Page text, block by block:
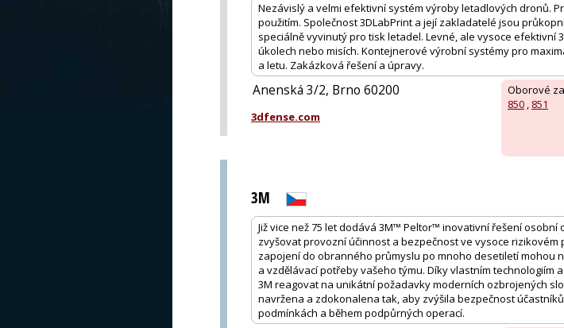
Nezávislý a velmi efektivní systém výroby letadlových dronů.
použitím. Společnost 3DLabPrint a její zakladatelé jsou
speciálně vyvinutý pro tisk letadel. Levné, ale vysoce efektivní
úkolech nebo misích. Kontejnerové výrobní systémy pro
a letu. Zakázková řešení a úpravy.
Oborové
850 , 851
Anenská 3/2, Brno 60200
3dfense.com
3M
Již vice než 75 let dodává 3M™ Peltor™ inovativní řešení
zvyšovat provozní účinnost a bezpečnost ve vysoce
zapojení do obranného průmyslu po mnoho desetiletí mohou
a vzdělávací potřeby vašeho týmu. Díky vlastním
3M reagovat na unikátní požadavky moderních ozbrojených
navržena a zdokonalena tak, aby zvýšila bezpečnost
podmínkách a během podpůrných operací.